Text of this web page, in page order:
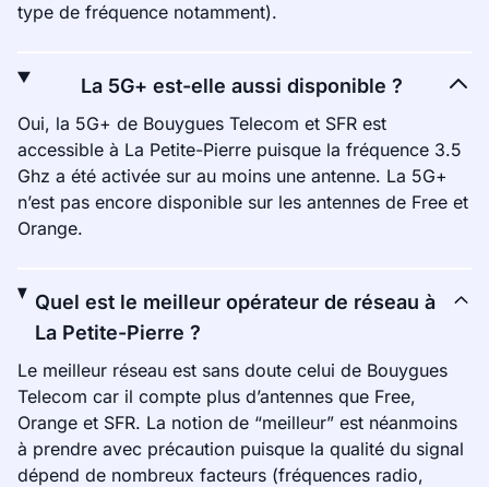
type de fréquence notamment).
La 5G+ est-elle aussi disponible ?
Oui, la 5G+ de Bouygues Telecom et SFR est
accessible à La Petite-Pierre puisque la fréquence 3.5
Ghz a été activée sur au moins une antenne. La 5G+
n’est pas encore disponible sur les antennes de Free et
Orange.
Quel est le meilleur opérateur de réseau à
La Petite-Pierre ?
Le meilleur réseau est sans doute celui de Bouygues
Telecom car il compte plus d’antennes que Free,
Orange et SFR. La notion de “meilleur” est néanmoins
à prendre avec précaution puisque la qualité du signal
dépend de nombreux facteurs (fréquences radio,